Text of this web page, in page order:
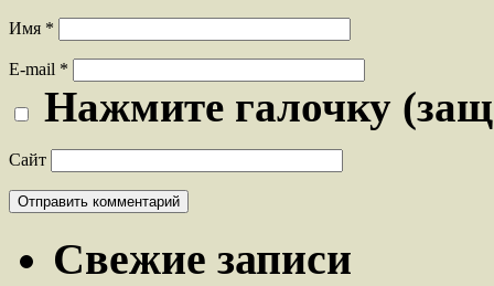
Имя *
E-mail *
Нажмите галочку
Сайт
Свежие записи